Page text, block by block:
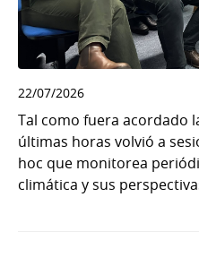
22/07/2026
Tal como fuera acordado
últimas horas volvió a
hoc que monitorea
climática y sus